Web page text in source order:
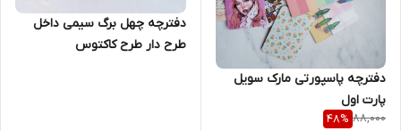
دفترچه پاسپورتی مارک سویل
پارت اول
88,000
48%
دفترچه چهل برگ سیمی داخل
طرح دار طرح کاکتوس